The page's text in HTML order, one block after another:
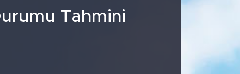
Tahmini